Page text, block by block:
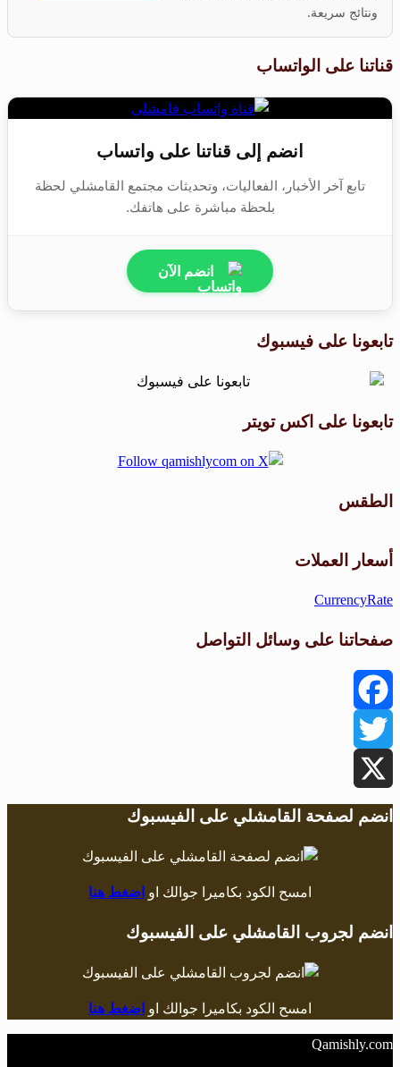
ونتائج سريعة.
قناتنا على الواتساب
انضم إلى قناتنا على واتساب
تابع آخر الأخبار، الفعاليات، وتحديثات مجتمع القامشلي لحظة
بلحظة مباشرة على هاتفك.
انضم الآن
تابعونا على فيسبوك
تابعونا على اكس تويتر
الطقس
أسعار العملات
CurrencyRate
صفحاتنا على وسائل التواصل
Facebook
Twitter
X
انضم لصفحة القامشلي على الفيسبوك
امسح الكود بكاميرا جوالك او اضغط هنا
انضم لجروب القامشلي على الفيسبوك
امسح الكود بكاميرا جوالك او اضغط هنا
Qamishly.com